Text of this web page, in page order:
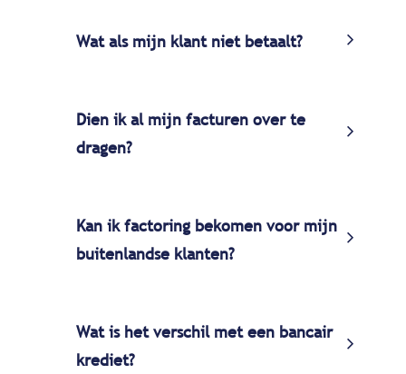
Wat als mijn klant niet betaalt?
Dien ik al mijn facturen over te
dragen?
Kan ik factoring bekomen voor mijn
buitenlandse klanten?
Wat is het verschil met een bancair
krediet?